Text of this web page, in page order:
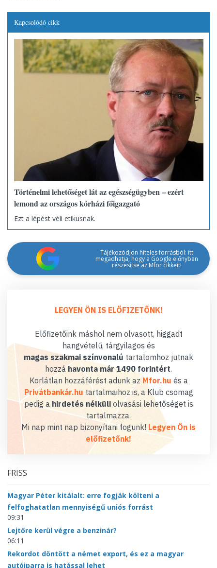
Kapcsolódó cikk
Történelmi lehetőséget lát az egészségügyben – ezért
lemond az országos kórházi főigazgató
Ezt a lépést véli etikusnak.
Tájékozódjon hiteles forrásból: itt
megadhatja, hogy a Google előnyben
részesítse az Mfor cikkeit!
LEGYEN ÖN IS ELŐFIZETŐNK!
Előfizetőink máshol nem olvasott, higgadt
hangvételű, tárgyilagos és
magas szakmai színvonalú tartalomhoz jutnak
hozzáhavonta már 1490 forintért.
Korlátlan hozzáférést adunk az Mfor.hu és a
Privátbankár.hu tartalmaihoz is, a Klub csomag
pedig a hirdetés nélküliolvasási lehetőséget is
tartalmazza.
Mi nap mint nap bizonyítani fogunk! Legyen Ön is
előfizetőnk!
FRISS
Magyar Péter kitálalt: erre fogják költeni a
felfoghatatlan mennyiségű uniós forrást
09:31
Lejtőre kerül végre a benzinár?
06:11
Rekordot döntött a német export, és ez a magyar
autóiparra is hatással lehet